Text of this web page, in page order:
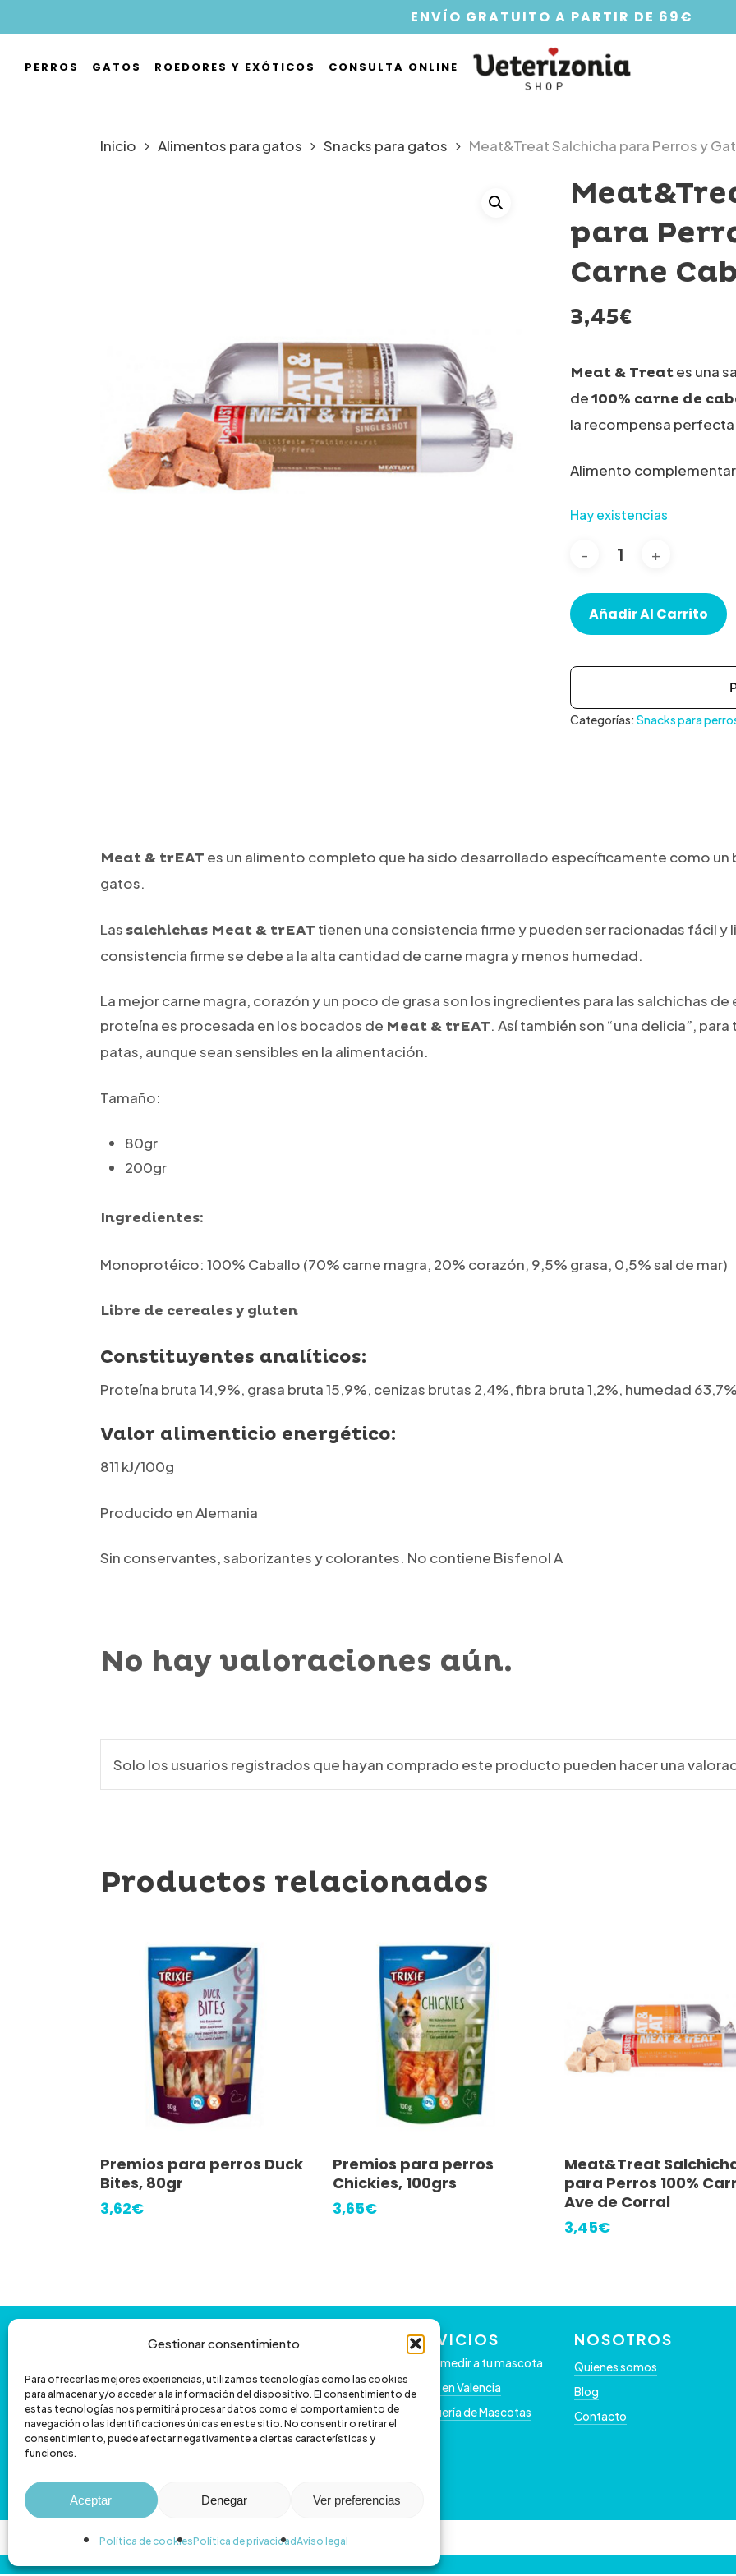
Gestionar consentimiento
Para ofrecer las mejores experiencias, utilizamos tecnologías como las cookies
para almacenar y/o acceder a la información del dispositivo. El consentimiento de
estas tecnologías nos permitirá procesar datos como el comportamiento de
navegación o las identificaciones únicas en este sitio. No consentir o retirar el
consentimiento, puede afectar negativamente a ciertas características y
funciones.
Aceptar Denegar Ver preferencias
Política de cookiesPolítica de privacidadAviso legal
to
main
ENVÍO GRATUITO A PARTIR DE 69€
PERROS GATOS ROEDORES Y EXÓTICOS CONSULTA ONLINE
Inicio Alimentos para gatos Snacks para gatos Meat&Treat Salchicha para Perros y
para
Carne
3,45€
Meat & Treates una
de100% carne de
la recompensa
Alimento
Hay existencias
Añadir Al Carrito
Categorías: Snacks para
Meat & trEAT es un alimento completo que ha sido desarrollado específicamente como
gatos.
Las salchichas Meat & trEAT tienen una consistencia firme y pueden ser racionadas fácil
consistencia firme se debe a la alta cantidad de carne magra y menos humedad.
La mejor carne magra, corazón y un poco de grasa son los ingredientes para las salchichas
proteína es procesada en los bocados de Meat & trEAT. Así también son “una delicia”,
patas, aunque sean sensibles en la alimentación.
Tamaño:
80gr
200gr
Ingredientes:
Monoprotéico: 100% Caballo (70% carne magra, 20% corazón, 9,5% grasa, 0,5% sal de mar)
Libre de cereales y gluten
Constituyentes analíticos:
Proteína bruta 14,9%, grasa bruta 15,9%, cenizas brutas 2,4%, fibra bruta 1,2%, humedad
Valor alimenticio energético:
811 kJ/100g
Producido en Alemania
Sin conservantes, saborizantes y colorantes. No contiene Bisfenol A
No hay valoraciones aún.
Solo los usuarios registrados que hayan comprado este producto pueden hacer una
Productos relacionados
Premios para perros Duck
Bites, 80gr
3,62€
Premios para perros
Chickies, 100grs
3,65€
Añadir Al Carrito
Meat&Treat
para Perros 100%
Ave de Corral
3,45€
Contáctanos y te ayudamos
601 172 335 962 067 039
hola@veterizonia.com
C/ de Sant Vicent Màrtir, 119
SERVICIOS
Como medir a tu mascota
Clínica en Valencia
Peluquería de Mascotas
NOSOTROS
Quienes somos
Blog
Contacto
© 2026 Veterizonia.